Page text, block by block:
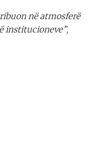
në atmosferë
institucioneve”,